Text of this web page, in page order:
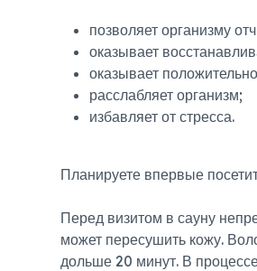
позволяет организму
оказывает
оказывает
расслабляет организм;
избавляет от стресса.
Планируете впервые
Перед визитом в сауну
может пересушить кожу.
дольше 20 минут. В